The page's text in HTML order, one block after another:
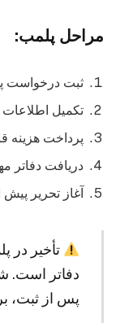
مراحل پلمب:
ثبت درخواست
تکمیل
پرداخت هزینه
دریافت دفاتر
آغاز تحریر
تأخیر در
دفاتر است.
پس از ثبت،